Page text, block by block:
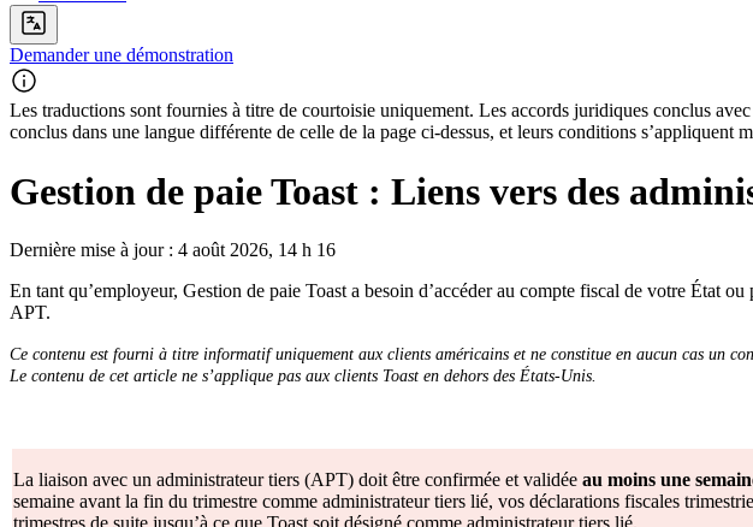
Demander une démonstration
Les traductions sont fournies à titre de courtoisie uniquement. Les accords juridiques conclus
conclus dans une langue différente de celle de la page ci-dessus, et leurs conditions s’appliquent
Gestion de paie Toast : Liens vers des
Dernière mise à jour : 4 août 2026, 14 h 16
En tant qu’employeur, Gestion de paie Toast a besoin d’accéder au compte fiscal de votre État
APT.
Ce contenu est fourni à titre informatif uniquement aux clients américains et ne constitue en aucun cas un
Le contenu de cet article ne s’applique pas aux clients Toast en dehors des États-Unis.
La liaison avec un administrateur tiers (APT) doit être confirmée et validée au moins une
semaine avant la fin du trimestre comme administrateur tiers lié, vos déclarations fiscales
trimestres de suite jusqu’à ce que Toast soit désigné comme administrateur tiers lié.